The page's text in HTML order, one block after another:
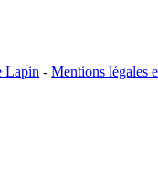
Lapin - Mentions légales